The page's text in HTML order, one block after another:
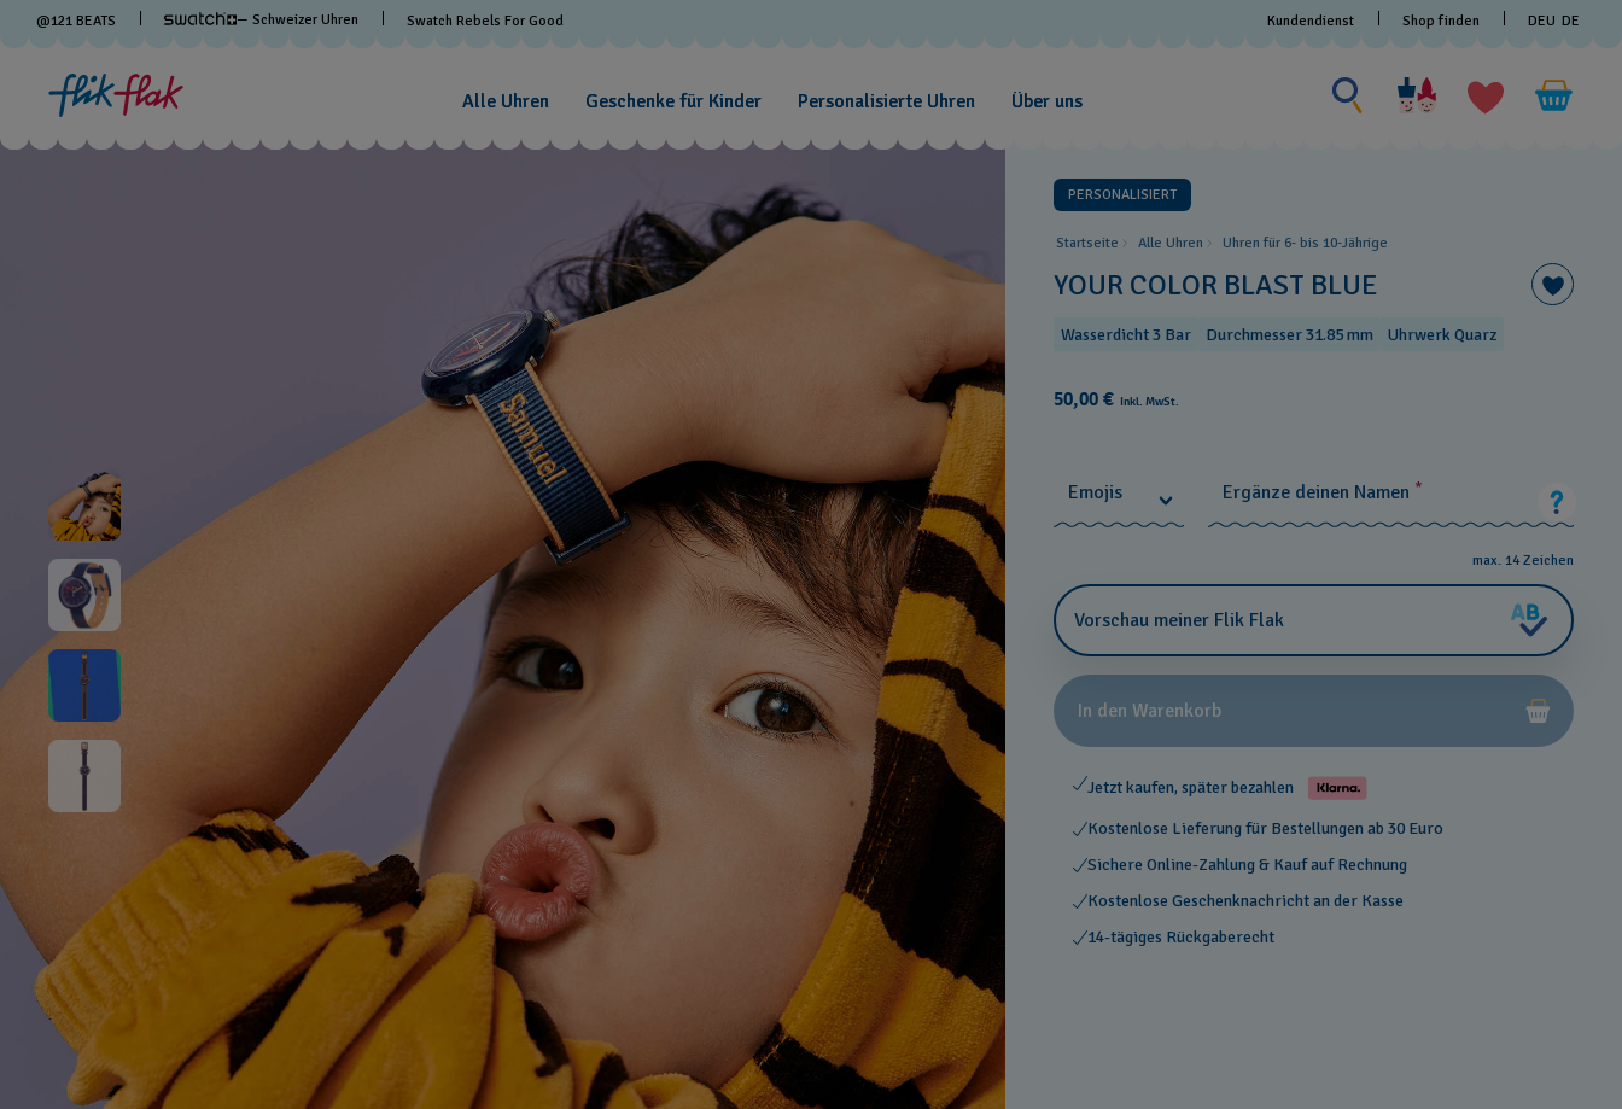
@121 BEATS — Schweizer Uhren Swatch Rebels For Good Kundendienst Shop finden DEU DE
Alle Uhren Geschenke für Kinder Personalisierte Uhren Über uns
Nach
etwas
suchen
PERSONALISIERT
Startseite Alle Uhren Uhren für 6- bis 10-Jährige
YOUR COLOR BLAST BLUE
Wasserdicht 3 Bar Durchmesser 31.85 mm Uhrwerk Quarz
50,00 € Inkl. MwSt.
Emojis Ergänze deinen Namen *
max. 14 Zeichen
Vorschau meiner Flik Flak
In den Warenkorb
Jetzt kaufen, später bezahlen
Kostenlose Lieferung für Bestellungen ab 30 Euro
Sichere Online-Zahlung & Kauf auf Rechnung
Kostenlose Geschenknachricht an der Kasse
14-tägiges Rückgaberecht